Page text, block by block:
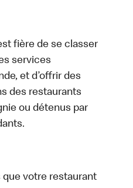
fière de se classer
services
et d’offrir des
des restaurants
ou détenus par
votre restaurant